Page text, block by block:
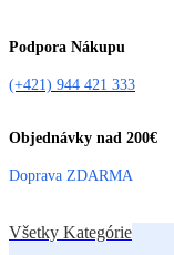
Podpora Nákupu
(+421) 944 421 333
Objednávky nad 200€
Doprava ZDARMA
Všetky Kategórie